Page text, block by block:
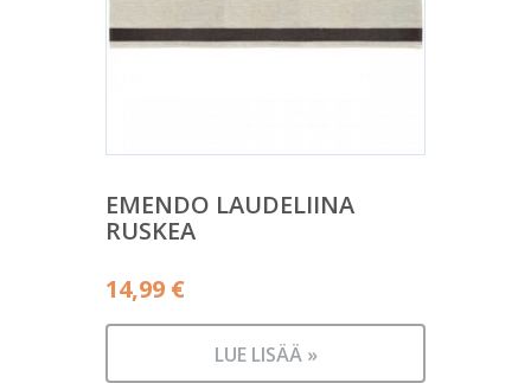
EMENDO LAUDELIINA
RUSKEA
14,99 €
LUE LISÄÄ »